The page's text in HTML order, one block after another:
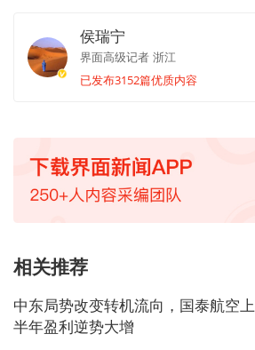
侯瑞宁
界面高级记者 浙江
已发布3152篇优质内容
相关推荐
中东局势改变转机流向，国泰航空上
半年盈利逆势大增